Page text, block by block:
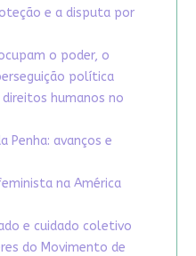
e a disputa por
o poder, o
política
humanos no
Penha: avanços e
na América
e cuidado coletivo
do Movimento de